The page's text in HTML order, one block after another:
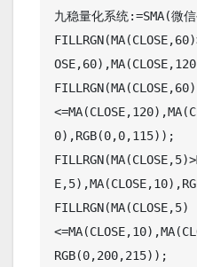
九稳量化系统:=SMA(微
FILLRGN(MA(CLOSE,60)
0),RGB(0,0,115));
FILLRGN(MA(CLOSE,5)
RGB(0,200,215));